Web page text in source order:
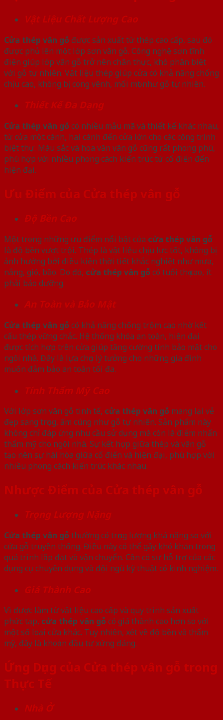
Vật Liệu Chất Lượng Cao
Cửa thép vân gỗ được sản xuất từ thép cao cấp, sau đó
được phủ lên một lớp sơn vân gỗ. Công nghệ sơn tĩnh
điện giúp lớp vân gỗ trở nên chân thực, khó phân biệt
với gỗ tự nhiên. Vật liệu thép giúp cửa có khả năng chống
chịu cao, không bị cong vênh, mối mọt như gỗ tự nhiên.
Thiết Kế Đa Dạng
Cửa thép vân gỗ có nhiều mẫu mã và thiết kế khác nhau,
từ cửa một cánh, hai cánh đến cửa lớn cho các công trình
biệt thự. Màu sắc và hoa văn vân gỗ cũng rất phong phú,
phù hợp với nhiều phong cách kiến trúc từ cổ điển đến
hiện đại.
Ưu Điểm của Cửa thép vân gỗ
Độ Bền Cao
Một trong những ưu điểm nổi bật của cửa thép vân gỗ
là độ bền vượt trội. Thép là vật liệu chịu lực tốt, không bị
ảnh hưởng bởi điều kiện thời tiết khắc nghiệt như mưa,
nắng, gió, bão. Do đó, cửa thép vân gỗ có tuổi thọ cao, ít
phải bảo dưỡng.
An Toàn và Bảo Mật
Cửa thép vân gỗ có khả năng chống trộm cao nhờ kết
cấu thép vững chắc. Hệ thống khóa an toàn, hiện đại
được tích hợp trên cửa giúp tăng cường tính bảo mật cho
ngôi nhà. Đây là lựa chọn lý tưởng cho những gia đình
muốn đảm bảo an toàn tối đa.
Tính Thẩm Mỹ Cao
Với lớp sơn vân gỗ tinh tế, cửa thép vân gỗ mang lại vẻ
đẹp sang trọng, ấm cúng như gỗ tự nhiên. Sản phẩm này
không chỉ đáp ứng nhu cầu sử dụng mà còn là điểm nhấn
thẩm mỹ cho ngôi nhà. Sự kết hợp giữa thép và vân gỗ
tạo nên sự hài hòa giữa cổ điển và hiện đại, phù hợp với
nhiều phong cách kiến trúc khác nhau.
Nhược Điểm của Cửa thép vân gỗ
Trọng Lượng Nặng
Cửa thép vân gỗ thường có trọng lượng khá nặng so với
cửa gỗ truyền thống. Điều này có thể gây khó khăn trong
quá trình lắp đặt và vận chuyển. Cần có sự hỗ trợ của các
dụng cụ chuyên dụng và đội ngũ kỹ thuật có kinh nghiệm.
Giá Thành Cao
Vì được làm từ vật liệu cao cấp và quy trình sản xuất
phức tạp, cửa thép vân gỗ có giá thành cao hơn so với
một số loại cửa khác. Tuy nhiên, xét về độ bền và thẩm
mỹ, đây là khoản đầu tư xứng đáng.
Ứng Dụng của Cửa thép vân gỗ trong
Thực Tế
Nhà Ở